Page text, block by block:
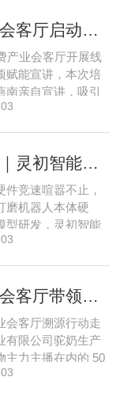
自创立之初便坚
观当前具
产业会客厅开展线
赋能宣讲，本次培
亲自宣讲，吸引
京、天津、常
现金流搭建、试
双重发展困境
今日华表人物｜灵初智能CEO王启斌：押注千万级数据解锁具身智能质变
竞速喧嚣不止，
磨机器人本体硬
型研发，灵初智能
，以自研操作大
其从创立第一天
业拐点的核心
会客厅溯源行动走
有限公司驼奶生产
主力主播在内的 50
入工厂一线实地